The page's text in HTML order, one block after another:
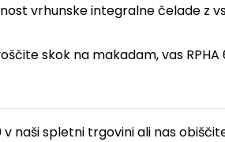
vrhunske integralne čelade z
skok na makadam, vas
naši spletni trgovini ali nas